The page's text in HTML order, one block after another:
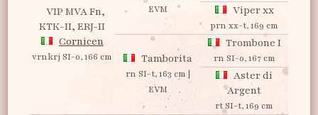
VIP MVA Fn,
KTK-II, ERJ-II
Cornicen
vrnkrj SI-o, 166 cm
EVM
Viper xx
prn xx-t, 169 cm
Tamborita
rn SI-t, 163 cm |
EVM
Trombone I
rn SI-o, 167 cm
Aster di
Argent
rt SI-t, 169 cm